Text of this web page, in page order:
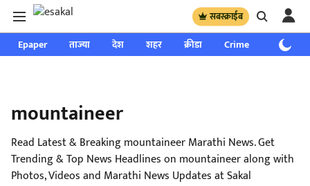
सबस्क्राईब
Epaper ताज्या देश शहर क्रीडा Crime साप्ताहिक
mountaineer
Read Latest & Breaking mountaineer Marathi News. Get
Trending & Top News Headlines on mountaineer along with
Photos, Videos and Marathi News Updates at Sakal